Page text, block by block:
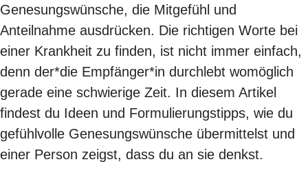
Genesungswünsche, die Mitgefühl und
Anteilnahme ausdrücken. Die richtigen Worte bei
einer Krankheit zu finden, ist nicht immer einfach,
denn der*die Empfänger*in durchlebt womöglich
gerade eine schwierige Zeit. In diesem Artikel
findest du Ideen und Formulierungstipps, wie du
gefühlvolle Genesungswünsche übermittelst und
einer Person zeigst, dass du an sie denkst.